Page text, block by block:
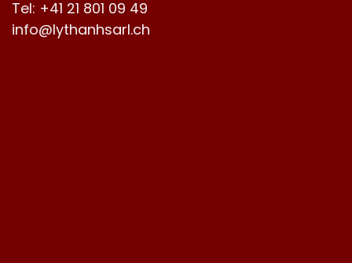
Tel: +41 21 801 09 49
info@lythanhsarl.ch